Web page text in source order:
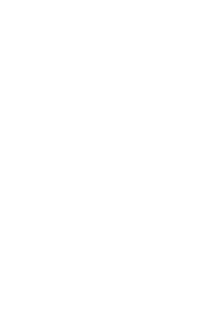
és a pörköltet, amelyek a
éppen az egyszerű
a hármashegyaljai
a közösségi
minden résztvevő arcán
több egykori diák is
megható közösségi
marad.
hanem olyan közösségi